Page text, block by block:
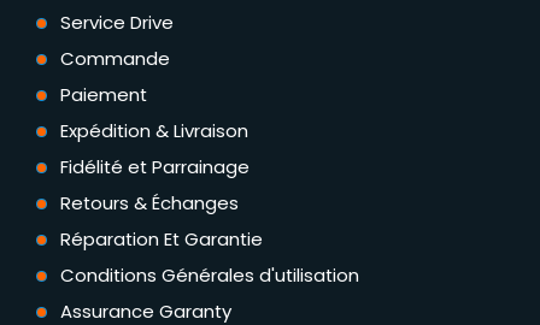
Service Drive
Commande
Paiement
Expédition & Livraison
Fidélité et Parrainage
Retours & Échanges
Réparation Et Garantie
Conditions Générales d'utilisation
Assurance Garanty